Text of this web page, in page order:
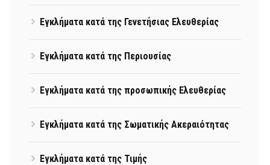
Εγκλήματα κατά της Γενετήσιας Ελευθερίας
Εγκλήματα κατά της Περιουσίας
Εγκλήματα κατά της προσωπικής Ελευθερίας
Εγκλήματα κατά της Σωματικής Ακεραιότητας
Εγκλήματα κατά της Τιμής